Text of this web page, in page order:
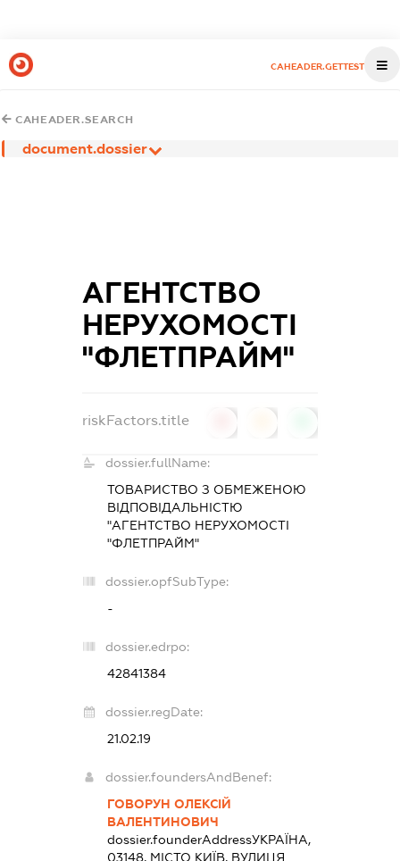
CAHEADER.GETTEST
CAHEADER.SEARCH
document.dossier
АГЕНТСТВО
НЕРУХОМОСТІ
"ФЛЕТПРАЙМ"
riskFactors.title
dossier.fullName:
ТОВАРИСТВО З ОБМЕЖЕНОЮ
ВІДПОВІДАЛЬНІСТЮ
"АГЕНТСТВО НЕРУХОМОСТІ
"ФЛЕТПРАЙМ"
dossier.opfSubType:
-
dossier.edrpo:
42841384
dossier.regDate:
21.02.19
dossier.foundersAndBenef:
ГОВОРУН ОЛЕКСІЙ
ВАЛЕНТИНОВИЧ
dossier.founderAddressУКРАЇНА,
03148, МІСТО КИЇВ, ВУЛИЦЯ